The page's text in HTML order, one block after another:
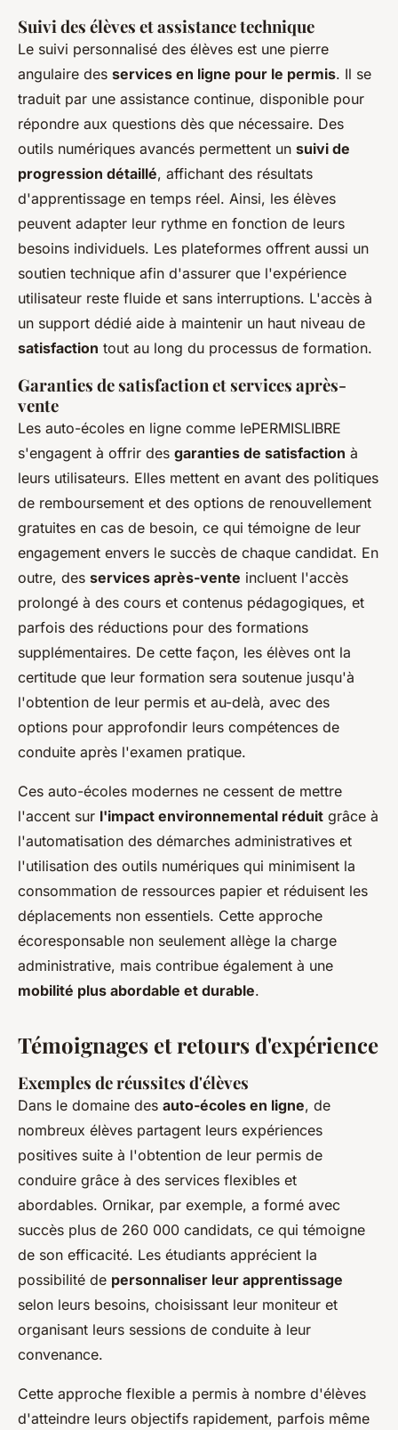
Suivi des élèves et assistance technique
Le suivi personnalisé des élèves est une pierre
angulaire des services en ligne pour le permis. Il se
traduit par une assistance continue, disponible pour
répondre aux questions dès que nécessaire. Des
outils numériques avancés permettent un suivi de
progression détaillé, affichant des résultats
d'apprentissage en temps réel. Ainsi, les élèves
peuvent adapter leur rythme en fonction de leurs
besoins individuels. Les plateformes offrent aussi un
soutien technique afin d'assurer que l'expérience
utilisateur reste fluide et sans interruptions. L'accès à
un support dédié aide à maintenir un haut niveau de
satisfaction tout au long du processus de formation.
Garanties de satisfaction et services après-
vente
Les auto-écoles en ligne comme lePERMISLIBRE
s'engagent à offrir des garanties de satisfaction à
leurs utilisateurs. Elles mettent en avant des politiques
de remboursement et des options de renouvellement
gratuites en cas de besoin, ce qui témoigne de leur
engagement envers le succès de chaque candidat. En
outre, des services après-vente incluent l'accès
prolongé à des cours et contenus pédagogiques, et
parfois des réductions pour des formations
supplémentaires. De cette façon, les élèves ont la
certitude que leur formation sera soutenue jusqu'à
l'obtention de leur permis et au-delà, avec des
options pour approfondir leurs compétences de
conduite après l'examen pratique.
Ces auto-écoles modernes ne cessent de mettre
l'accent sur l'impact environnemental réduit grâce à
l'automatisation des démarches administratives et
l'utilisation des outils numériques qui minimisent la
consommation de ressources papier et réduisent les
déplacements non essentiels. Cette approche
écoresponsable non seulement allège la charge
administrative, mais contribue également à une
mobilité plus abordable et durable.
Témoignages et retours d'expérience
Exemples de réussites d'élèves
Dans le domaine des auto-écoles en ligne, de
nombreux élèves partagent leurs expériences
positives suite à l'obtention de leur permis de
conduire grâce à des services flexibles et
abordables. Ornikar, par exemple, a formé avec
succès plus de 260 000 candidats, ce qui témoigne
de son efficacité. Les étudiants apprécient la
possibilité de personnaliser leur apprentissage
selon leurs besoins, choisissant leur moniteur et
organisant leurs sessions de conduite à leur
convenance.
Cette approche flexible a permis à nombre d'élèves
d'atteindre leurs objectifs rapidement, parfois même